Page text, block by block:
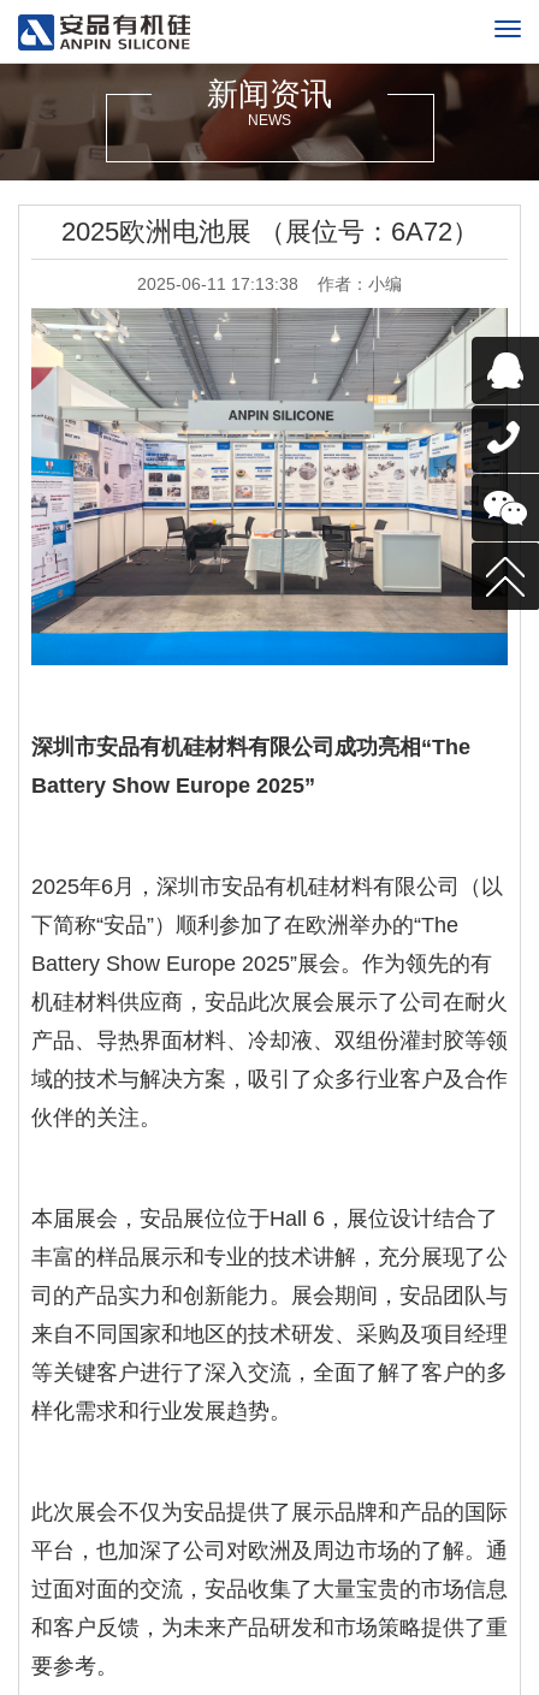
新闻资讯
NEWS
2025欧洲电池展 （展位号：6A72）
2025-06-11 17:13:38 作者：小编
深圳市安品有机硅材料有限公司成功亮相“The
Battery Show Europe 2025”
2025年6月，深圳市安品有机硅材料有限公司（以
下简称“安品”）顺利参加了在欧洲举办的“The
Battery Show Europe 2025”展会。作为领先的有
机硅材料供应商，安品此次展会展示了公司在耐火
产品、导热界面材料、冷却液、双组份灌封胶等领
域的技术与解决方案，吸引了众多行业客户及合作
伙伴的关注。
本届展会，安品展位位于Hall 6，展位设计结合了
丰富的样品展示和专业的技术讲解，充分展现了公
司的产品实力和创新能力。展会期间，安品团队与
来自不同国家和地区的技术研发、采购及项目经理
等关键客户进行了深入交流，全面了解了客户的多
样化需求和行业发展趋势。
此次展会不仅为安品提供了展示品牌和产品的国际
平台，也加深了公司对欧洲及周边市场的了解。通
过面对面的交流，安品收集了大量宝贵的市场信息
和客户反馈，为未来产品研发和市场策略提供了重
要参考。